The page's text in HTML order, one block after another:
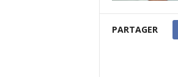
PARTAGER